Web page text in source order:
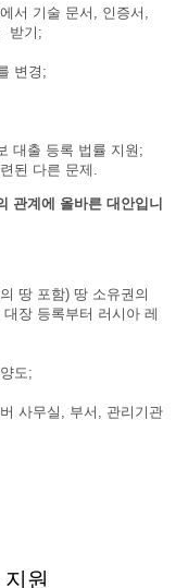
서 기술 문서, 인증서,
받기;
변경;
대출 등록 법률 지원;
된 다른 문제.
관계에 올바른 대안입니
땅 포함) 땅 소유권의
장 등록부터 러시아 레
도;
사무실, 부서, 관리기관
원